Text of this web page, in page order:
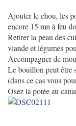
Ajouter le chou, les
encore 15 mn à feu
Retirer la peau des
viande et légumes
Accompagner de
Le bouillon peut être
(dans ce cas vous
Osez la potée au